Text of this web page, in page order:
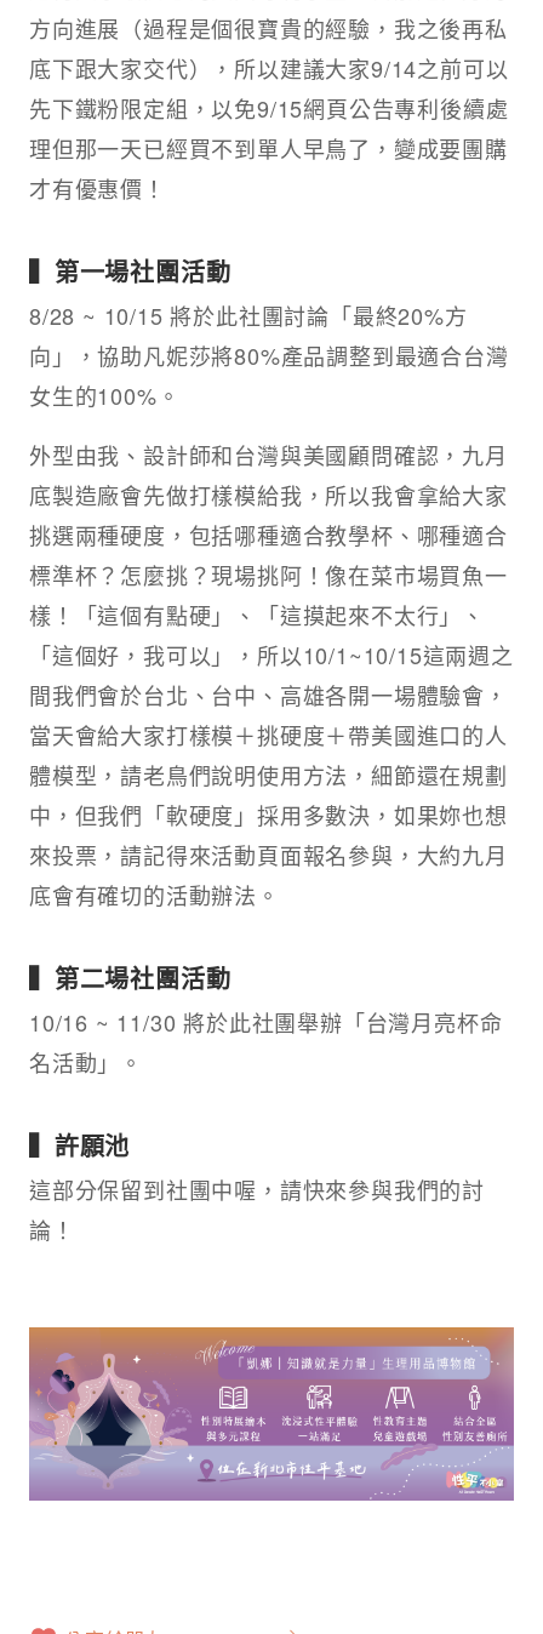
方向進展（過程是個很寶貴的經驗，我之後再私
底下跟大家交代），所以建議大家9/14之前可以
先下鐵粉限定組，以免9/15網頁公告專利後續處
理但那一天已經買不到單人早鳥了，變成要團購
才有優惠價！
▍第一場社團活動
8/28 ~ 10/15 將於此社團討論「最終20%方
向」，協助凡妮莎將80%產品調整到最適合台灣
女生的100%。
外型由我、設計師和台灣與美國顧問確認，九月
底製造廠會先做打樣模給我，所以我會拿給大家
挑選兩種硬度，包括哪種適合教學杯、哪種適合
標準杯？怎麼挑？現場挑阿！像在菜市場買魚一
樣！「這個有點硬」、「這摸起來不太行」、
「這個好，我可以」，所以10/1~10/15這兩週之
間我們會於台北、台中、高雄各開一場體驗會，
當天會給大家打樣模＋挑硬度＋帶美國進口的人
體模型，請老鳥們說明使用方法，細節還在規劃
中，但我們「軟硬度」採用多數決，如果妳也想
來投票，請記得來活動頁面報名參與，大約九月
底會有確切的活動辦法。
▍第二場社團活動
10/16 ~ 11/30 將於此社團舉辦「台灣月亮杯命
名活動」。
▍許願池
這部分保留到社團中喔，請快來參與我們的討
論！